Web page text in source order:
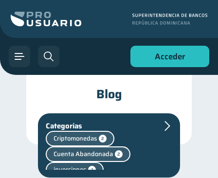
Acceder
Blog
Categorías
Criptomonedas 2
Cuenta Abandonada 2
inversiones 1